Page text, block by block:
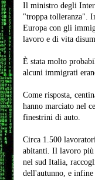
Il ministro degli
"troppa tolleranza".
Europa con gli
lavoro e di vita
È stata molto
alcuni immigrati
Come risposta,
hanno marciato nel
finestrini di auto.
Circa 1.500
abitanti. Il lavoro più
nel sud Italia,
dell'autunno, e